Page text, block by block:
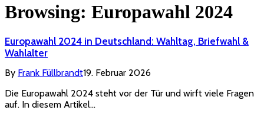
Browsing: Europawahl 2024
Europawahl 2024 in Deutschland: Wahltag, Briefwahl &
Wahlalter
By Frank Füllbrandt19. Februar 2026
Die Europawahl 2024 steht vor der Tür und wirft viele Fragen
auf. In diesem Artikel…